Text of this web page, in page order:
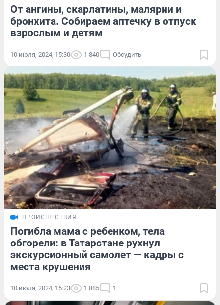
От ангины, скарлатины, малярии и
бронхита. Собираем аптечку в отпуск
взрослым и детям
10 июля, 2024, 15:30 1 840 Обсудить
ПРОИСШЕСТВИЯ
Погибла мама с ребенком, тела
обгорели: в Татарстане рухнул
экскурсионный самолет — кадры с
места крушения
10 июля, 2024, 15:23 1 885 1